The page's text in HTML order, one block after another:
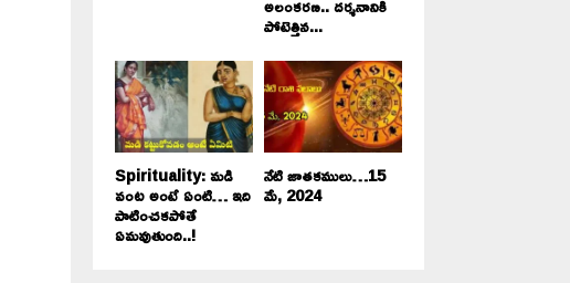
పోటెత్తిన...
Spirituality: మడి
వంట అంటే ఏంటి… ఇది
పాటించకపోతే
ఏమవుతుంది..!
నేటి జాతకములు…15
మే, 2024